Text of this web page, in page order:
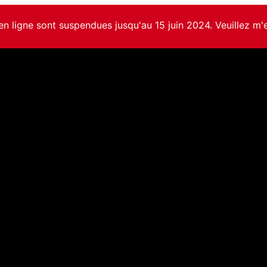
ligne sont suspendues jusqu'au 15 juin 2024. Veuillez